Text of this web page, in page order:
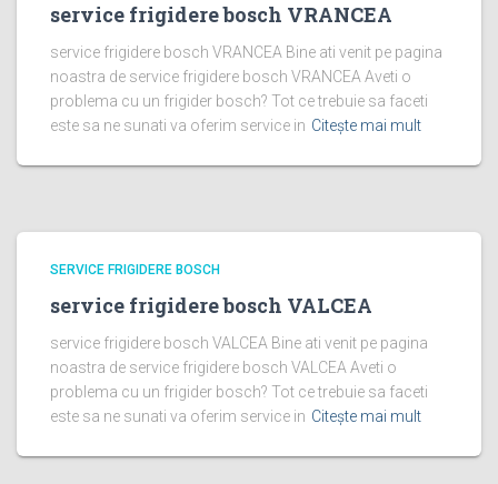
service frigidere bosch VRANCEA
service frigidere bosch VRANCEA Bine ati venit pe pagina
noastra de service frigidere bosch VRANCEA Aveti o
problema cu un frigider bosch? Tot ce trebuie sa faceti
este sa ne sunati va oferim service in Citește mai mult
SERVICE FRIGIDERE BOSCH
service frigidere bosch VALCEA
service frigidere bosch VALCEA Bine ati venit pe pagina
noastra de service frigidere bosch VALCEA Aveti o
problema cu un frigider bosch? Tot ce trebuie sa faceti
este sa ne sunati va oferim service in Citește mai mult